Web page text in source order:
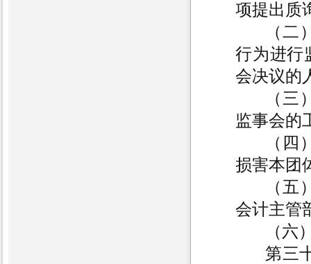
项提出质
（
行为进行
会决议的
（
监事会的
（
损害本团
（
会计主管
（六
第三